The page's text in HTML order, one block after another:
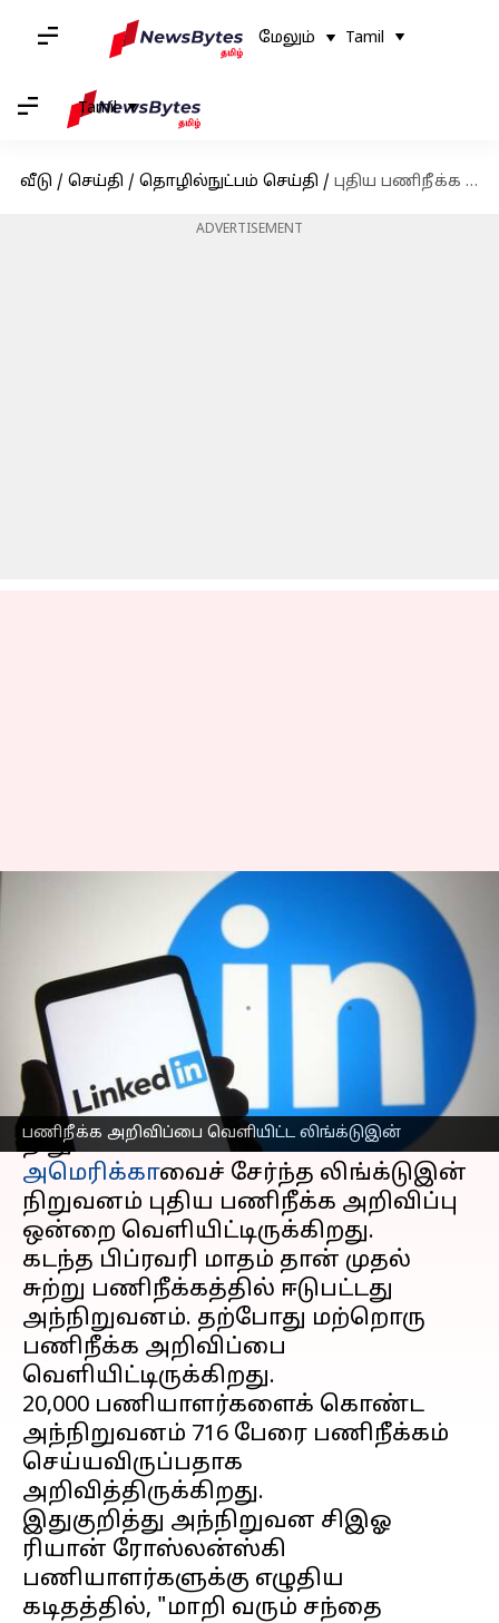
மேலும் Tamil
Tamil
வீடு / செய்தி / தொழில்நுட்பம் செய்தி / புதிய பணிநீக்க அறிவிப்பை வெளியிட்டது லிங்க்டுஇன் நிறுவனம்!
ADVERTISEMENT
பணிநீக்க அறிவிப்பை வெளியிட்ட லிங்க்டுஇன்
புதிய பணிநீக்க
அறிவிப்பை வெளியிட்டது
லிங்க்டுஇன் நிறுவனம்!
எழுதியவர் Prasanna Venkatesh May 09, 2023 10:00 am
செய்தி முன்னோட்டம்
மைக்ரோசாப்ட்நிறுவனத்தை தாய்
நிறுவனமாகக் கொண்ட
அமெரிக்காவைச் சேர்ந்த லிங்க்டுஇன்
நிறுவனம் புதிய பணிநீக்க அறிவிப்பு
ஒன்றை வெளியிட்டிருக்கிறது.
கடந்த பிப்ரவரி மாதம் தான் முதல்
சுற்று பணிநீக்கத்தில் ஈடுபட்டது
அந்நிறுவனம். தற்போது மற்றொரு
பணிநீக்க அறிவிப்பை
வெளியிட்டிருக்கிறது.
20,000 பணியாளர்களைக் கொண்ட
அந்நிறுவனம் 716 பேரை பணிநீக்கம்
செய்யவிருப்பதாக
அறிவித்திருக்கிறது.
இதுகுறித்து அந்நிறுவன சிஇஓ
ரியான் ரோஸ்லன்ஸ்கி
பணியாளர்களுக்கு எழுதிய
கடிதத்தில், "மாறி வரும் சந்தை